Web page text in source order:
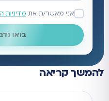
אני מאשר/ת את מדיניות
בואו
להמשך קריאה